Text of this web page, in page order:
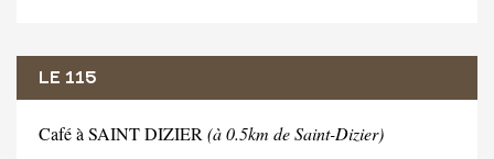
LE 115
Café à SAINT DIZIER (à 0.5km de Saint-Dizier)